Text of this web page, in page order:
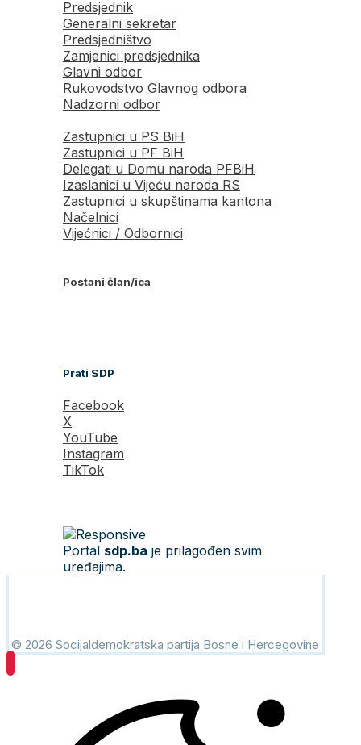
Predsjednik
Generalni sekretar
Predsjedništvo
Zamjenici predsjednika
Glavni odbor
Rukovodstvo Glavnog odbora
Nadzorni odbor
Zastupnici u PS BiH
Zastupnici u PF BiH
Delegati u Domu naroda PFBiH
Izaslanici u Vijeću naroda RS
Zastupnici u skupštinama kantona
Načelnici
Vijećnici / Odbornici
Postani član/ica
Prati SDP
Facebook
X
YouTube
Instagram
TikTok
Portal sdp.ba je prilagođen svim
uređajima.
© 2026 Socijaldemokratska partija Bosne i Hercegovine